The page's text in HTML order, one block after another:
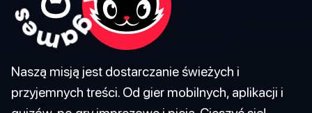
Naszą misją jest dostarczanie świeżych i
przyjemnych treści. Od gier mobilnych, aplikacji i